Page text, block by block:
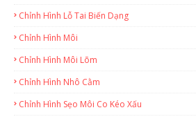
Chỉnh Hình Lỗ Tai Biến Dạng
Chỉnh Hình Môi
Chỉnh Hình Môi Lõm
Chỉnh Hình Nhô Cằm
Chỉnh Hình Sẹo Môi Co Kéo Xấu